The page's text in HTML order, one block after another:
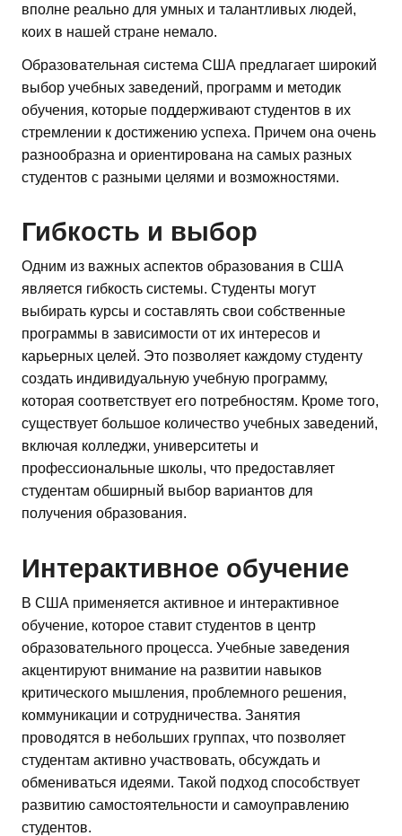
вполне реально для умных и талантливых людей,
коих в нашей стране немало.
Образовательная система США предлагает широкий
выбор учебных заведений, программ и методик
обучения, которые поддерживают студентов в их
стремлении к достижению успеха. Причем она очень
разнообразна и ориентирована на самых разных
студентов с разными целями и возможностями.
Гибкость и выбор
Одним из важных аспектов образования в США
является гибкость системы. Студенты могут
выбирать курсы и составлять свои собственные
программы в зависимости от их интересов и
карьерных целей. Это позволяет каждому студенту
создать индивидуальную учебную программу,
которая соответствует его потребностям. Кроме того,
существует большое количество учебных заведений,
включая колледжи, университеты и
профессиональные школы, что предоставляет
студентам обширный выбор вариантов для
получения образования.
Интерактивное обучение
В США применяется активное и интерактивное
обучение, которое ставит студентов в центр
образовательного процесса. Учебные заведения
акцентируют внимание на развитии навыков
критического мышления, проблемного решения,
коммуникации и сотрудничества. Занятия
проводятся в небольших группах, что позволяет
студентам активно участвовать, обсуждать и
обмениваться идеями. Такой подход способствует
развитию самостоятельности и самоуправлению
студентов.